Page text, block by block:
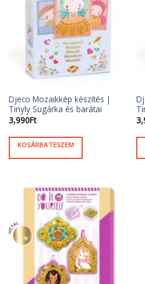
Djeco Mozaikkép készítés |
Tinyly Sugárka és barátai
3,990Ft
KOSÁRBA TESZEM